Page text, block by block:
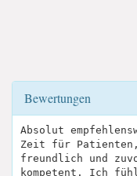
Bewertungen
Absolut
Zeit für Patienten,
freundlich und
kompetent. Ich